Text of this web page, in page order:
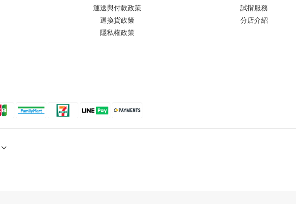
運送與付款政策
退換貨政策
隱私權政策
試揹服務
分店介紹